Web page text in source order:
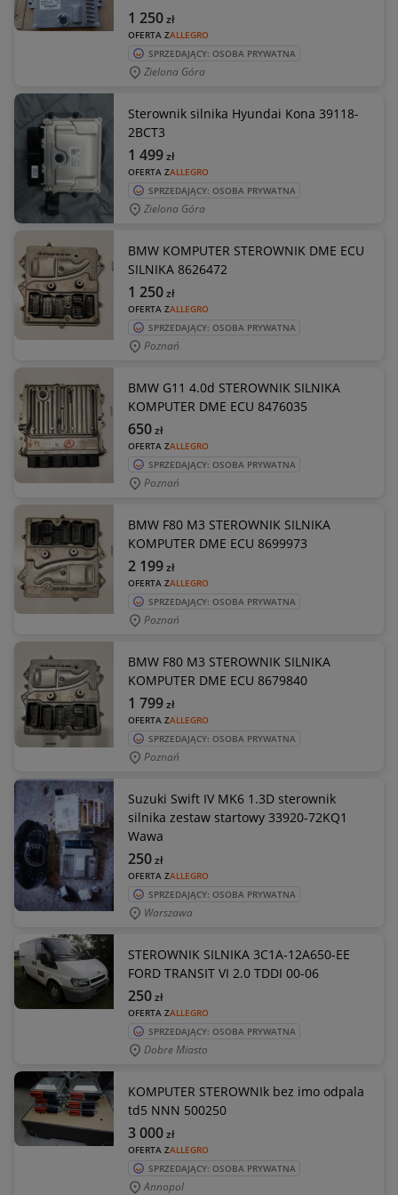
OFERTA ZALLEGRO
1 250zł
SPRZEDAJĄCY: OSOBA PRYWATNA
Zielona Góra
Sterownik silnika Hyundai Kona 39118-
2BCT3
OFERTA ZALLEGRO
1 499zł
SPRZEDAJĄCY: OSOBA PRYWATNA
Zielona Góra
BMW KOMPUTER STEROWNIK DME ECU
SILNIKA 8626472
OFERTA ZALLEGRO
1 250zł
SPRZEDAJĄCY: OSOBA PRYWATNA
Poznań
BMW G11 4.0d STEROWNIK SILNIKA
KOMPUTER DME ECU 8476035
OFERTA ZALLEGRO
650zł
SPRZEDAJĄCY: OSOBA PRYWATNA
Poznań
BMW F80 M3 STEROWNIK SILNIKA
KOMPUTER DME ECU 8699973
OFERTA ZALLEGRO
2 199zł
SPRZEDAJĄCY: OSOBA PRYWATNA
Poznań
BMW F80 M3 STEROWNIK SILNIKA
KOMPUTER DME ECU 8679840
OFERTA ZALLEGRO
1 799zł
SPRZEDAJĄCY: OSOBA PRYWATNA
Poznań
Suzuki Swift IV MK6 1.3D sterownik
silnika zestaw startowy 33920-72KQ1
Wawa
OFERTA ZALLEGRO
250zł
SPRZEDAJĄCY: OSOBA PRYWATNA
Warszawa
STEROWNIK SILNIKA 3C1A-12A650-EE
FORD TRANSIT VI 2.0 TDDI 00-06
OFERTA ZALLEGRO
250zł
SPRZEDAJĄCY: OSOBA PRYWATNA
Dobre Miasto
KOMPUTER STEROWNIk bez imo odpala
td5 NNN 500250
OFERTA ZALLEGRO
3 000zł
SPRZEDAJĄCY: OSOBA PRYWATNA
Annopol